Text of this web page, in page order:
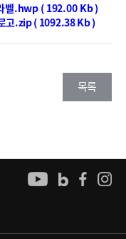
벨.hwp ( 192.00 Kb )
고.zip ( 1092.38 Kb )
목록